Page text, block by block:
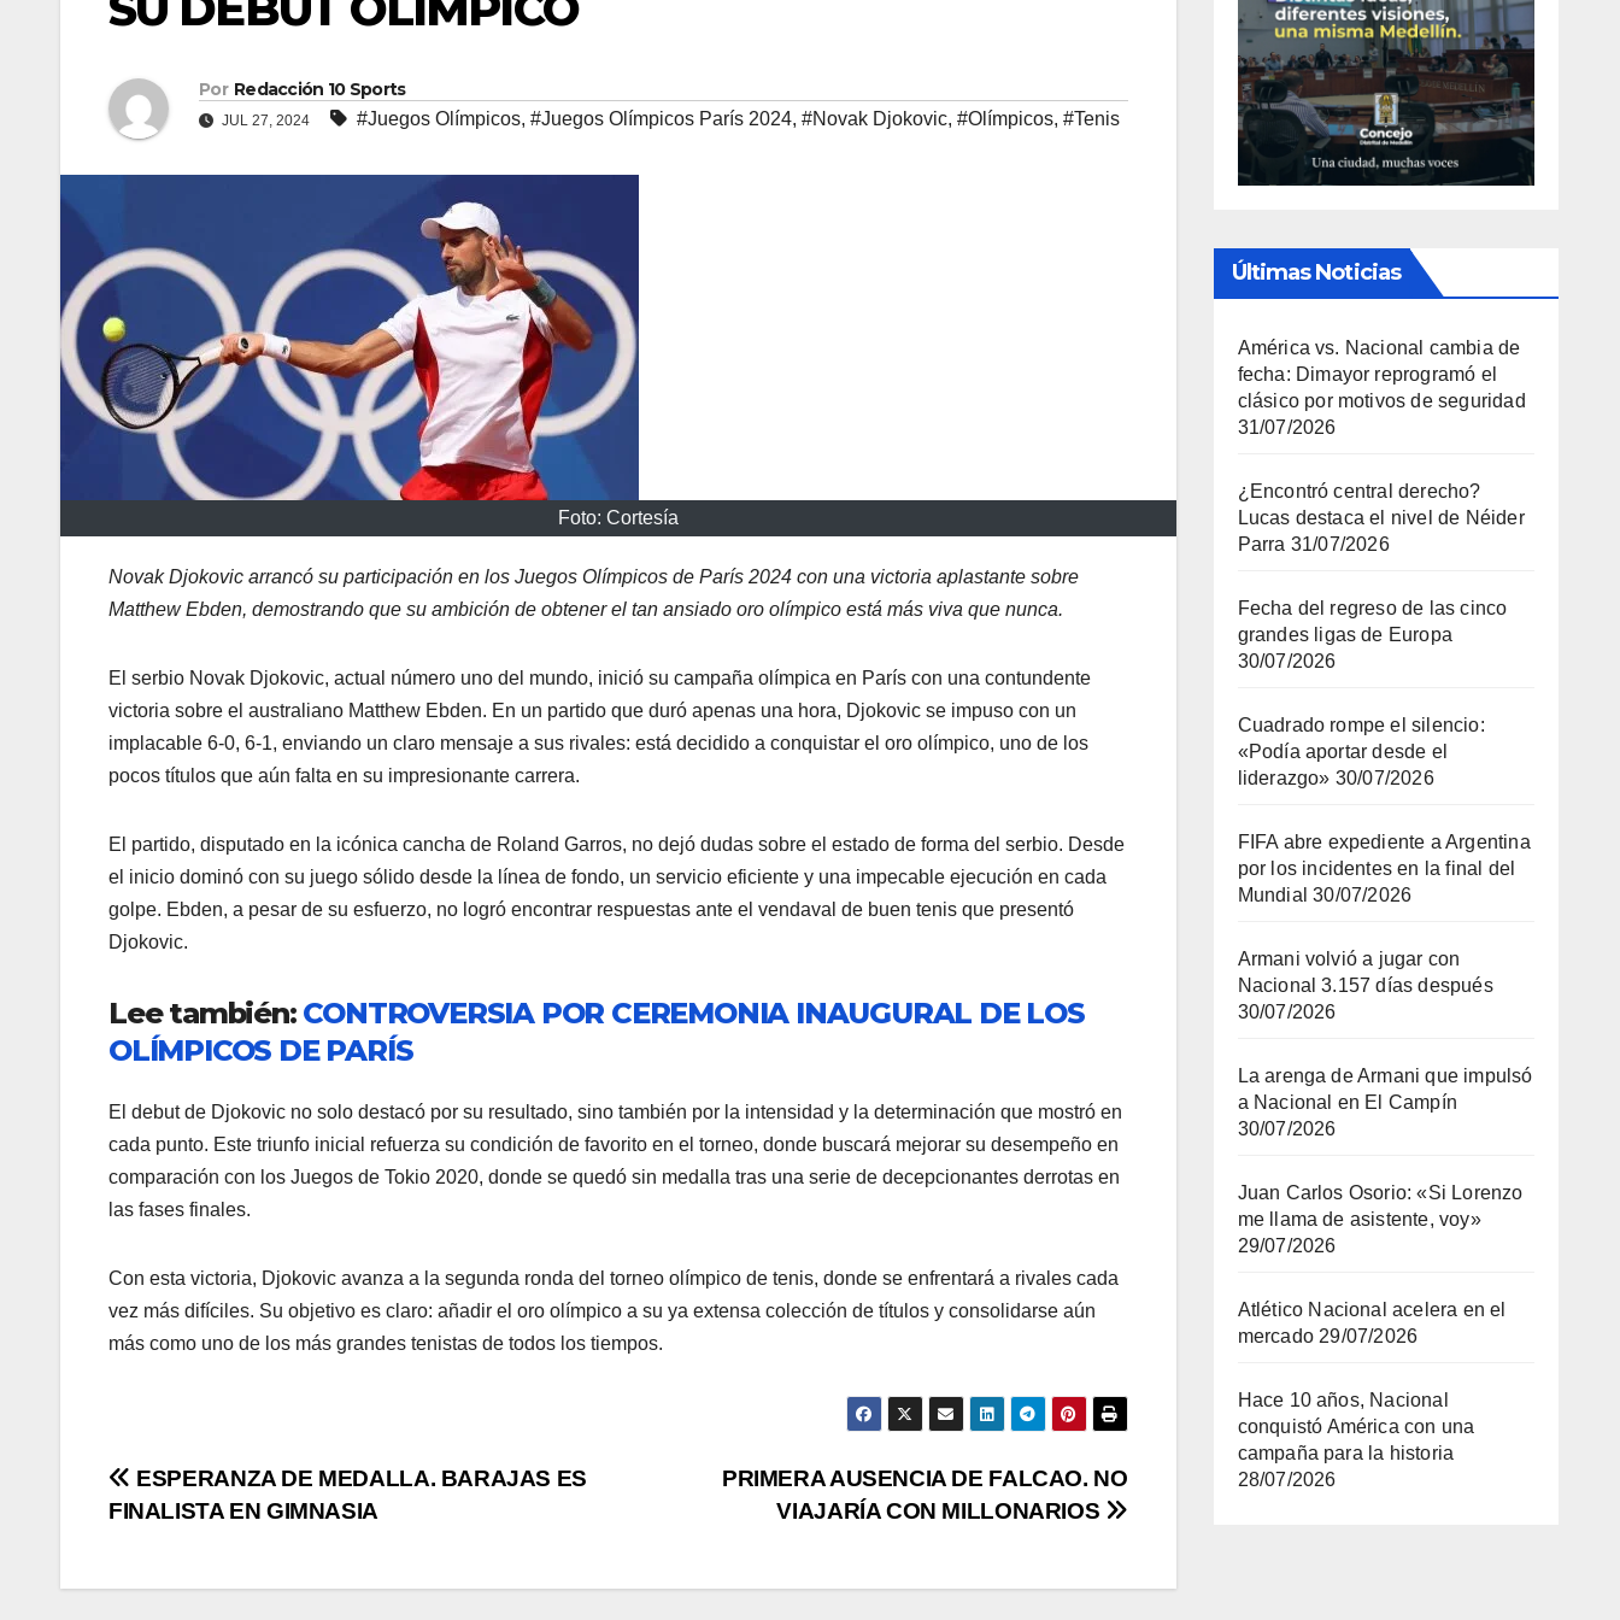
Por Redacción 10 Sports
JUL 27, 2024 #Juegos Olímpicos, #Juegos Olímpicos París 2024, #Novak Djokovic, #Olímpicos, #Tenis
Foto: Cortesía
Novak Djokovic arrancó su participación en los Juegos Olímpicos de París 2024 con una victoria aplastante sobre
Matthew Ebden, demostrando que su ambición de obtener el tan ansiado oro olímpico está más viva que nunca.
El serbio Novak Djokovic, actual número uno del mundo, inició su campaña olímpica en París con una contundente
victoria sobre el australiano Matthew Ebden. En un partido que duró apenas una hora, Djokovic se impuso con un
implacable 6-0, 6-1, enviando un claro mensaje a sus rivales: está decidido a conquistar el oro olímpico, uno de los
pocos títulos que aún falta en su impresionante carrera.
El partido, disputado en la icónica cancha de Roland Garros, no dejó dudas sobre el estado de forma del serbio. Desde
el inicio dominó con su juego sólido desde la línea de fondo, un servicio eficiente y una impecable ejecución en cada
golpe. Ebden, a pesar de su esfuerzo, no logró encontrar respuestas ante el vendaval de buen tenis que presentó
Djokovic.
Lee también: CONTROVERSIA POR CEREMONIA INAUGURAL DE LOS
OLÍMPICOS DE PARÍS
El debut de Djokovic no solo destacó por su resultado, sino también por la intensidad y la determinación que mostró en
cada punto. Este triunfo inicial refuerza su condición de favorito en el torneo, donde buscará mejorar su desempeño en
comparación con los Juegos de Tokio 2020, donde se quedó sin medalla tras una serie de decepcionantes derrotas en
las fases finales.
Con esta victoria, Djokovic avanza a la segunda ronda del torneo olímpico de tenis, donde se enfrentará a rivales cada
vez más difíciles. Su objetivo es claro: añadir el oro olímpico a su ya extensa colección de títulos y consolidarse aún
más como uno de los más grandes tenistas de todos los tiempos.
PRIMERA AUSENCIA DE FALCAO. NO
VIAJARÍA CON MILLONARIOS
ESPERANZA DE MEDALLA. BARAJAS ES
FINALISTA EN GIMNASIA
Últimas Noticias
América vs. Nacional cambia de
fecha: Dimayor reprogramó el
clásico por motivos de seguridad
31/07/2026
¿Encontró central derecho?
Lucas destaca el nivel de Néider
Parra 31/07/2026
Fecha del regreso de las cinco
grandes ligas de Europa
30/07/2026
Cuadrado rompe el silencio:
«Podía aportar desde el
liderazgo» 30/07/2026
FIFA abre expediente a Argentina
por los incidentes en la final del
Mundial 30/07/2026
Armani volvió a jugar con
Nacional 3.157 días después
30/07/2026
La arenga de Armani que impulsó
a Nacional en El Campín
30/07/2026
Juan Carlos Osorio: «Si Lorenzo
me llama de asistente, voy»
29/07/2026
Atlético Nacional acelera en el
mercado 29/07/2026
Hace 10 años, Nacional
conquistó América con una
campaña para la historia
28/07/2026